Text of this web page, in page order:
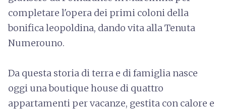
completare l'opera dei primi coloni della
bonifica leopoldina, dando vita alla Tenuta
Numerouno.
Da questa storia di terra e di famiglia nasce
oggi una boutique house di quattro
appartamenti per vacanze, gestita con calore e